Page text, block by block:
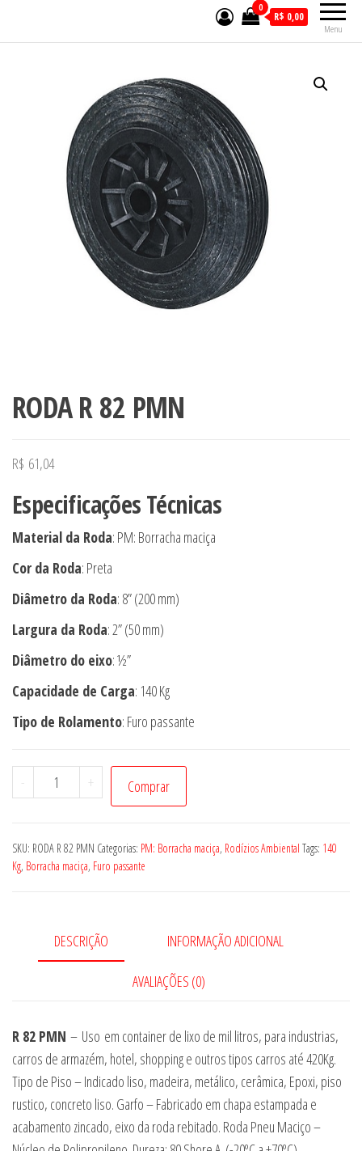
Menu
0
R$ 0,00
RODA R 82 PMN
R$ 61,04
Especificações Técnicas
Material da Roda: PM: Borracha maciça
Cor da Roda: Preta
Diâmetro da Roda: 8” (200 mm)
Largura da Roda: 2” (50 mm)
Diâmetro do eixo: ½”
Capacidade de Carga: 140 Kg
Tipo de Rolamento: Furo passante
-
RODA
R
PMN
quantidade
+ Comprar
SKU: RODA R 82 PMN Categorias: PM: Borracha maciça, Rodízios Ambiental Tags: 140
Kg, Borracha maciça, Furo passante
DESCRIÇÃO INFORMAÇÃO ADICIONAL
AVALIAÇÕES (0)
R 82 PMN – Uso em container de lixo de mil litros, para industrias,
carros de armazém, hotel, shopping e outros tipos carros até 420Kg.
Tipo de Piso – Indicado liso, madeira, metálico, cerâmica, Epoxi, piso
rustico, concreto liso. Garfo – Fabricado em chapa estampada e
acabamento zincado, eixo da roda rebitado. Roda Pneu Maciço –